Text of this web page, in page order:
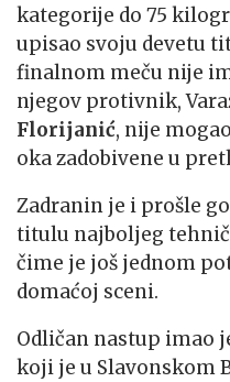
kategorije do 75
upisao svoju devetu
finalnom meču nije
njegov protivnik,
Florijanić, nije
oka zadobivene u
Zadranin je i prošle
titulu najboljeg
čime je još jednom
domaćoj sceni.
Odličan nastup imao
koji je u Slavonskom